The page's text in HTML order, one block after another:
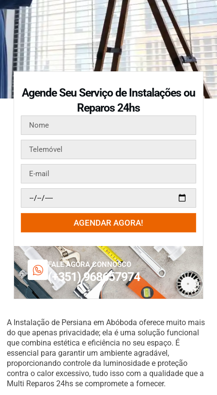
Agende Seu Serviço de Instalações ou
Reparos 24hs
AGENDAR AGORA!
FALE AGORA CONNOSCO
(+351) 968657974
A Instalação de Persiana em Abóboda oferece muito mais
do que apenas privacidade; ela é uma solução funcional
que combina estética e eficiência no seu espaço. É
essencial para garantir um ambiente agradável,
proporcionando controle da luminosidade e proteção
contra o calor excessivo, tudo isso com a qualidade que a
Multi Reparos 24hs se compromete a fornecer.